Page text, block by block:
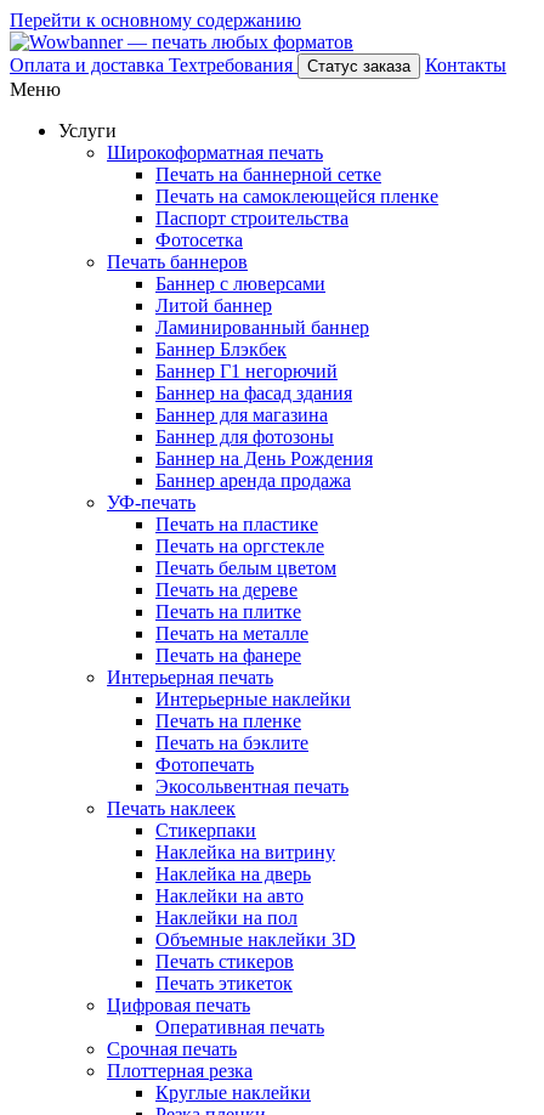
Перейти к основному содержанию
Оплата и доставка Техтребования Статус заказа
Контакты
Меню
Услуги
Широкоформатная печать
Печать на баннерной сетке
Печать на самоклеющейся пленке
Паспорт строительства
Фотосетка
Печать баннеров
Баннер с люверсами
Литой баннер
Ламинированный баннер
Баннер Блэкбек
Баннер Г1 негорючий
Баннер на фасад здания
Баннер для магазина
Баннер для фотозоны
Баннер на День Рождения
Баннер аренда продажа
УФ-печать
Печать на пластике
Печать на оргстекле
Печать белым цветом
Печать на дереве
Печать на плитке
Печать на металле
Печать на фанере
Интерьерная печать
Интерьерные наклейки
Печать на пленке
Печать на бэклите
Фотопечать
Экосольвентная печать
Печать наклеек
Стикерпаки
Наклейка на витрину
Наклейка на дверь
Наклейки на авто
Наклейки на пол
Объемные наклейки 3D
Печать стикеров
Печать этикеток
Цифровая печать
Оперативная печать
Срочная печать
Плоттерная резка
Круглые наклейки